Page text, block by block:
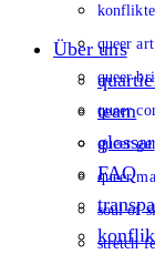
konflikte
queer
queer
queer
queer
queer
soul of
stretch
Über uns
team
glossar
FAQ